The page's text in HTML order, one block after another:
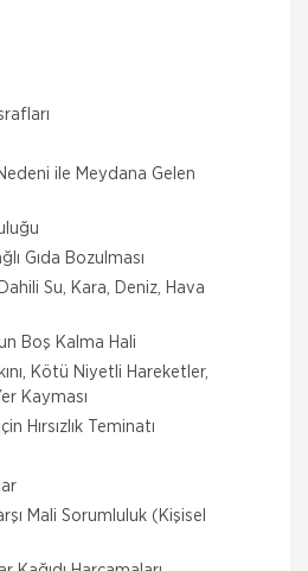
ile Meydana Gelen
Gıda Bozulması
Su, Kara, Deniz, Hava
Boş Kalma Hali
Kötü Niyetli Hareketler,
Yer Kayması
Hırsızlık Teminatı
Mali Sorumluluk (Kişisel